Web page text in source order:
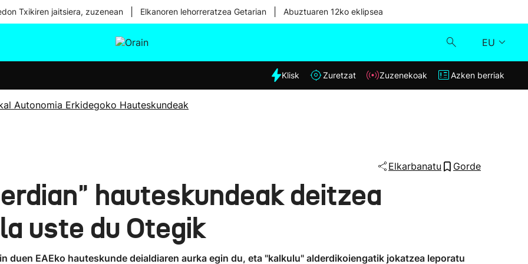
Txikiren jaitsiera, zuzenean Elkanoren lehorreratzea Getarian Abuztuaren 12ko eklipsea
EU
Eguraldia
Klisk
Klisk Zuretzat Zuzenekoak Azken berriak
Autonomia Erkidegoko Hauteskundeak
Elkarbanatu Gorde
hauteskundeak deitzea
uste du Otegik
duen EAEko hauteskunde deialdiaren aurka egin du, eta "kalkulu" alderdikoiengatik jokatzea leporatu